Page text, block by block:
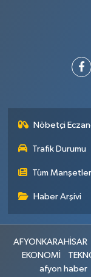
Nöbetçi
Trafik Durumu
Tüm Manşetler
Haber Arşivi
AFYONKARAHİSAR
EKONOMİ
afyon haber